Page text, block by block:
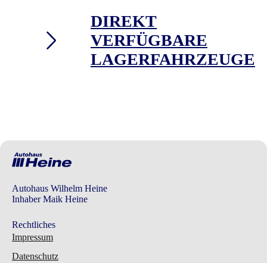
DIREKT
VERFÜGBARE
LAGERFAHRZEUGE
Autohaus Wilhelm Heine
Inhaber Maik Heine
Rechtliches
Impressum
Datenschutz